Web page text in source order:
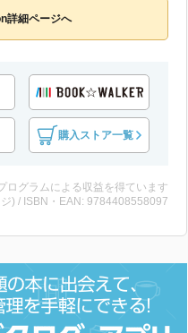
詳細ページへ
購入ストア一覧
ログラムによる収益を得ています
) / ISBN・EAN: 9784408558097